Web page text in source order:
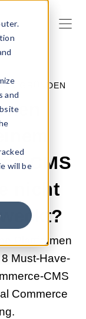
and
will be
GRÜNDEN
CMS
nicht
Plattformen
Must-Have-
CMS
Commerce